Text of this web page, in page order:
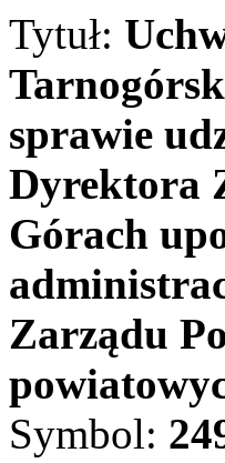
Tytuł:
sprawie
Dyrektora
Górach
Zarządu
Symbol: